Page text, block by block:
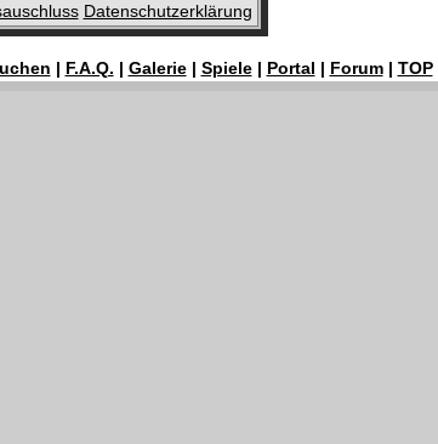
Datenschutzerklärung
| F.A.Q. | Galerie| Spiele| Portal | Forum| TOP